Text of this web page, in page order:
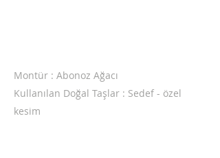
Montür : Abonoz Ağacı
Kullanılan Doğal Taşlar : Sedef - özel
kesim